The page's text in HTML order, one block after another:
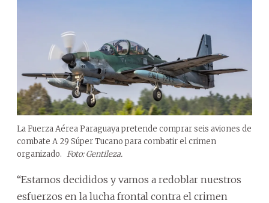
La Fuerza Aérea Paraguaya pretende comprar seis aviones de
combate A 29 Súper Tucano para combatir el crimen
organizado. Foto: Gentileza.
“Estamos decididos y vamos a redoblar nuestros
esfuerzos en la lucha frontal contra el crimen